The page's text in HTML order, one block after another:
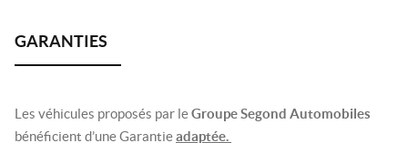
Les véhicules proposés par leGroupe Segond Automobiles
bénéficient d’une Garantieadaptée.